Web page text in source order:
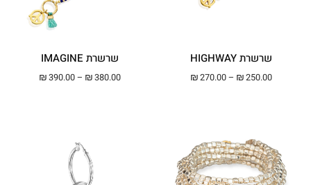
שרשרת HIGHWAY
₪250.00
–
₪270.00 טווח מחירים: ⁦₪250.00⁩ עד ⁦₪270.00⁩
שרשרת IMAGINE
₪380.00
–
₪390.00 טווח מחירים: ⁦₪380.00⁩ עד